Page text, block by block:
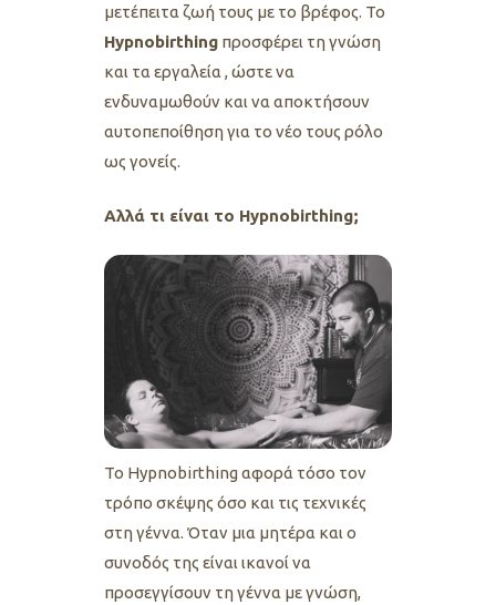
μετέπειτα ζωή τους με το βρέφος. Το
Hypnobirthing προσφέρει τη γνώση
και τα εργαλεία , ώστε να
ενδυναμωθούν και να αποκτήσουν
αυτοπεποίθηση για το νέο τους ρόλο
ως γονείς.
Αλλά τι είναι το Hypnobirthing;
Το Hypnobirthing αφορά τόσο τον
τρόπο σκέψης όσο και τις τεχνικές
στη γέννα. Όταν μια μητέρα και ο
συνοδός της είναι ικανοί να
προσεγγίσουν τη γέννα με γνώση,